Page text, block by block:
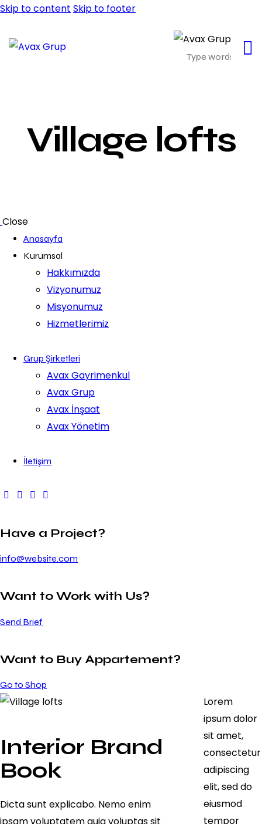
Skip to content Skip to footer
Village lofts
Close
Anasayfa
Kurumsal
Hakkımızda
Vizyonumuz
Misyonumuz
Hizmetlerimiz
Grup Şirketleri
Avax Gayrimenkul
Avax Grup
Avax İnşaat
Avax Yönetim
İletişim
Have a Project?
info@website.com
Want to Work with Us?
Send Brief
Want to Buy Appartement?
Go to Shop
Interior Brand
Book
Dicta sunt explicabo. Nemo enim
ipsam voluptatem quia voluptas sit
Lorem
ipsum dolor
sit amet,
consectetur
adipiscing
elit, sed do
eiusmod
tempor